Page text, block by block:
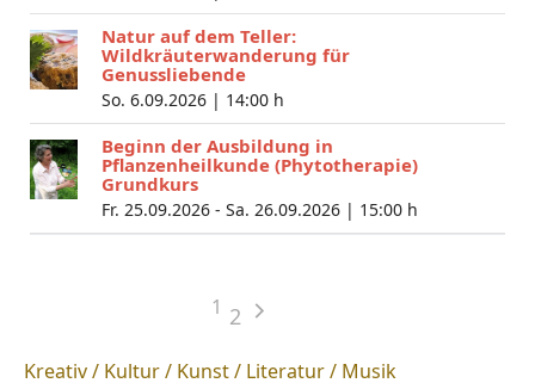
Natur auf dem Teller:
Wildkräuterwanderung für
Genussliebende
So. 6.09.2026 | 14:00 h
Beginn der Ausbildung in
Pflanzenheilkunde (Phytotherapie)
Grundkurs
Fr. 25.09.2026 - Sa. 26.09.2026 | 15:00 h
1 2
Kreativ / Kultur / Kunst / Literatur / Musik